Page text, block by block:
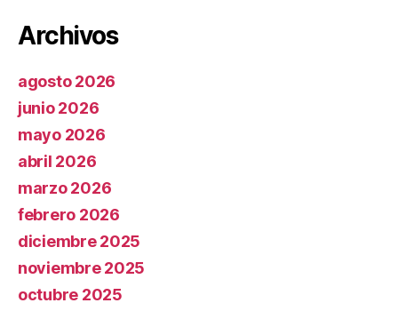
Archivos
agosto 2026
junio 2026
mayo 2026
abril 2026
marzo 2026
febrero 2026
diciembre 2025
noviembre 2025
octubre 2025